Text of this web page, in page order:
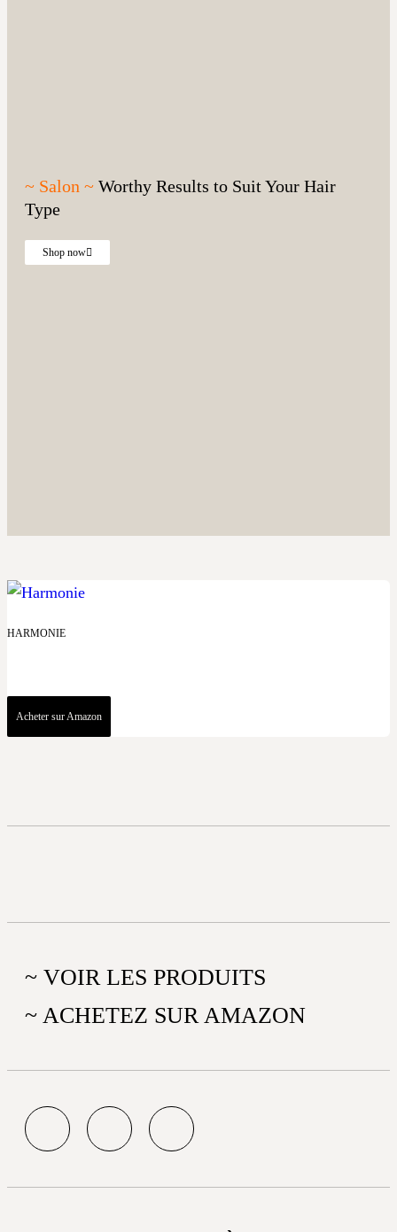
~ Salon ~ Worthy Results to Suit Your Hair
Type
Shop now
HARMONIE
Acheter sur Amazon
~ VOIR LES PRODUITS
~ ACHETEZ SUR AMAZON